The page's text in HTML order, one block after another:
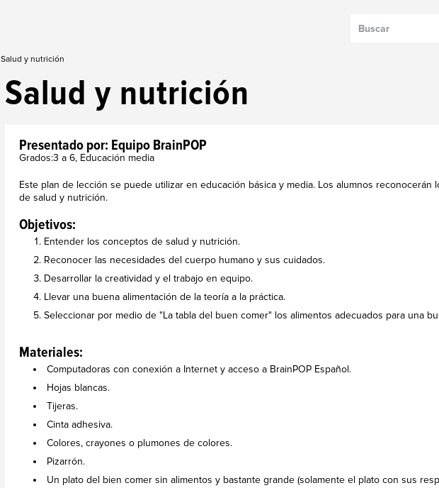
Salud y nutrición
Salud y nutrición
Presentado por: Equipo BrainPOP
Grados:3 a 6, Educación media
Este plan de lección se puede utilizar en educación básica y media. Los alumnos reconocerán
de salud y nutrición.
Objetivos:
Entender los conceptos de salud y nutrición.
Reconocer las necesidades del cuerpo humano y sus cuidados.
Desarrollar la creatividad y el trabajo en equipo.
Llevar una buena alimentación de la teoría a la práctica.
Seleccionar por medio de "La tabla del buen comer" los alimentos adecuados para una
Materiales:
Computadoras con conexión a Internet y acceso a BrainPOP Español.
Hojas blancas.
Tijeras.
Cinta adhesiva.
Colores, crayones o plumones de colores.
Pizarrón.
Un plato del bien comer sin alimentos y bastante grande (solamente el plato con sus